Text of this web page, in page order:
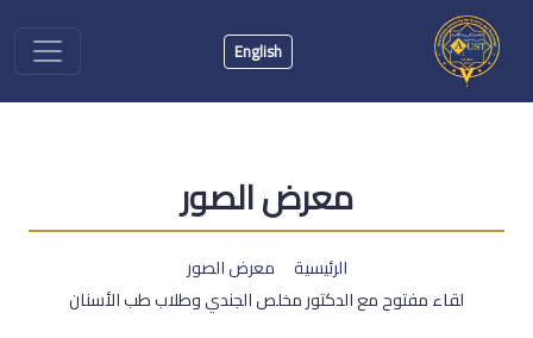
English
معرض الصور
الرئيسية
معرض الصور
لقاء مفتوح مع الدكتور مخلص الجندي وطلاب طب الأسنان